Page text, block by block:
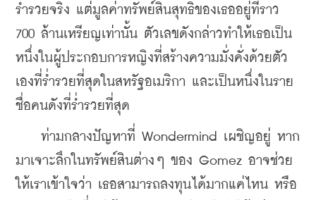
ร่ำรวยจริง แต่มูลค่าทรัพย์สินสุทธิของเธออยู่ที่ราว
700 ล้านเหรียญเท่านั้น ตัวเลขดังกล่าวทำให้เธอเป็น
หนึ่งในผู้ประกอบการหญิงที่สร้างความมั่งคั่งด้วยตัว
เองที่ร่ำรวยที่สุดในสหรัฐอเมริกา และเป็นหนึ่งในราย
ชื่อคนดังที่ร่ำรวยที่สุด
ท่ามกลางปัญหาที่ Wondermind เผชิญอยู่ หาก
มาเจาะลึกในทรัพย์สินต่างๆ ของ Gomez อาจช่วย
ให้เราเข้าใจว่า เธอสามารถลงทุนได้มากแค่ไหน หรือ